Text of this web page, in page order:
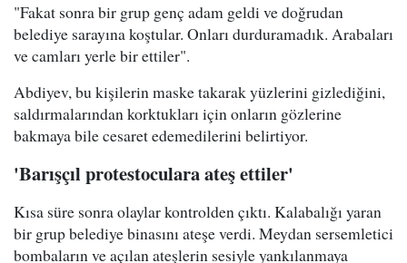
"Fakat sonra bir grup genç adam geldi ve doğrudan
belediye sarayına koştular. Onları durduramadık. Arabaları
ve camları yerle bir ettiler".
Abdiyev, bu kişilerin maske takarak yüzlerini gizlediğini,
saldırmalarından korktukları için onların gözlerine
bakmaya bile cesaret edemedilerini belirtiyor.
'Barışçıl protestoculara ateş ettiler'
Kısa süre sonra olaylar kontrolden çıktı. Kalabalığı yaran
bir grup belediye binasını ateşe verdi. Meydan sersemletici
bombaların ve açılan ateşlerin sesiyle yankılanmaya